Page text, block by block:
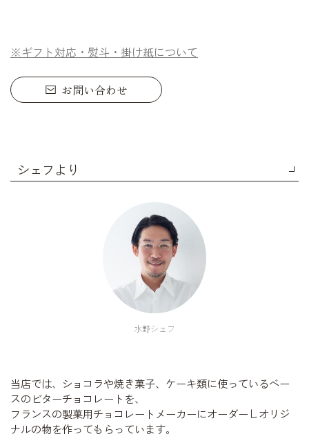
※ギフト対応・熨斗・掛け紙について
お問い合わせ
シェフより
水野シェフ
当店では、ショコラや焼き菓子、ケーキ類に使っているベー
スのビターチョコレートを、
フランスの製菓用チョコレートメーカーにオーダーしオリジ
ナルの物を作ってもらっています。